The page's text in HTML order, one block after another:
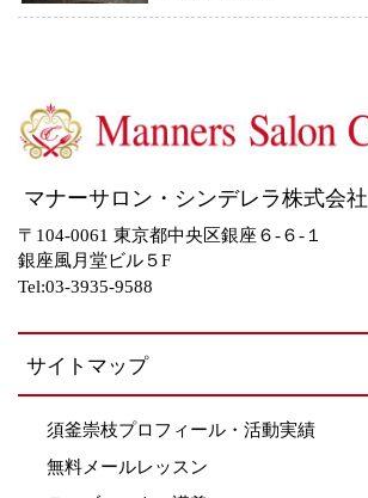
マナーサロン・シンデレラ株式会社
〒104-0061 東京都中央区銀座６-６-１
銀座風月堂ビル５F
Tel:03-3935-9588
サイトマップ
須釜崇枝プロフィール・活動実績
無料メールレッスン